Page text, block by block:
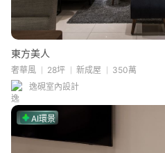
東方美人
奢華風 28坪 新成屋
350萬
逸硯室內設計
AI環景